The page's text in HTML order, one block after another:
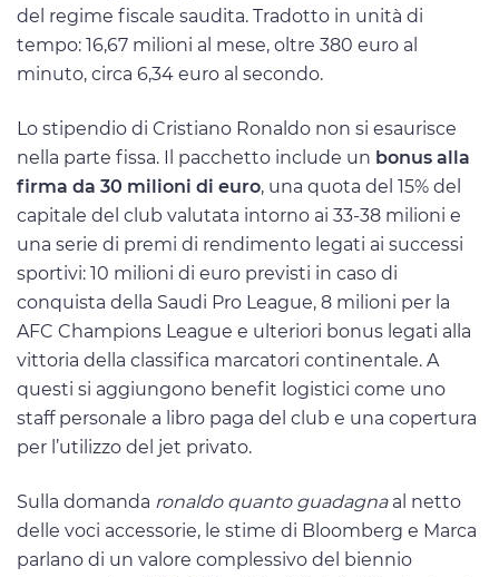
del regime fiscale saudita. Tradotto in unità di
tempo: 16,67 milioni al mese, oltre 380 euro al
minuto, circa 6,34 euro al secondo.
Lo stipendio di Cristiano Ronaldo non si esaurisce
nella parte fissa. Il pacchetto include un bonus alla
firma da 30 milioni di euro, una quota del 15% del
capitale del club valutata intorno ai 33-38 milioni e
una serie di premi di rendimento legati ai successi
sportivi: 10 milioni di euro previsti in caso di
conquista della Saudi Pro League, 8 milioni per la
AFC Champions League e ulteriori bonus legati alla
vittoria della classifica marcatori continentale. A
questi si aggiungono benefit logistici come uno
staff personale a libro paga del club e una copertura
per l’utilizzo del jet privato.
Sulla domanda ronaldo quanto guadagnaal netto
delle voci accessorie, le stime di Bloomberg e Marca
parlano di un valore complessivo del biennio